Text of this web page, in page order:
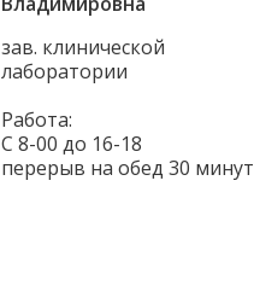
зав. клинической
лаборатории
Работа:
С 8-00 до 16-18
перерыв на обед 30 минут